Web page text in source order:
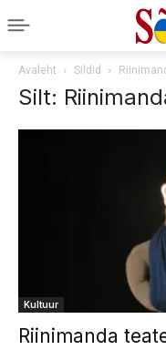
Avaleht Sildid
Silt:
Kultuur
Riinimanda